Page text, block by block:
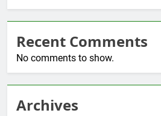
Recent Comments
No comments to show.
Archives